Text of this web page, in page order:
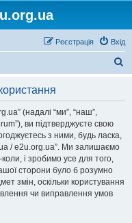
Вхід
Реєстрація
(надалі “ми”, “наш”,
ви підтверджуєте свою
з ними, будь ласка,
/ e2u.org.ua”. Ми залишаємо
і зробимо усе для того,
сторони було б розумно
змін, оскільки користування
чи виправлення умов